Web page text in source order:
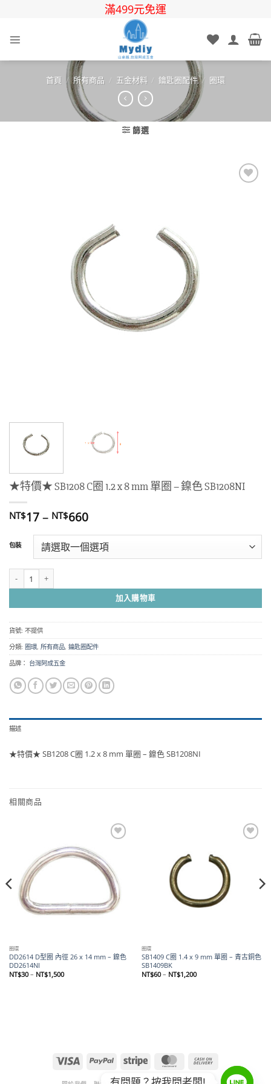
滿499元免運
首頁 / 所有商品 / 五金材料 / 鑰匙圈配件 / 圈環
篩選
★特價★ SB1208 C圈 1.2 x 8 mm 單圈 – 鎳色 SB1208NI
NT$17– NT$660價
範
圍：
NT$17
NT$660
包裝
加入購物車
貨號: 不提供
分類: 圈環, 所有商品, 鑰匙圈配件
品牌： 台灣阿成五金
描述
★特價★ SB1208 C圈 1.2 x 8 mm 單圈 – 鎳色 SB1208NI
相關商品
圈環
DD2614 D型圈 內徑 26 x 14 mm – 鎳色
DD2614NI
NT$30 – NT$1,500價
圈環
SB1409 C圈 1.4 x 9 mm 單圈 – 青古銅色
SB1409BK
NT$60 – NT$1,200價
Visa PayPal Stripe MasterCard
On
Delivery